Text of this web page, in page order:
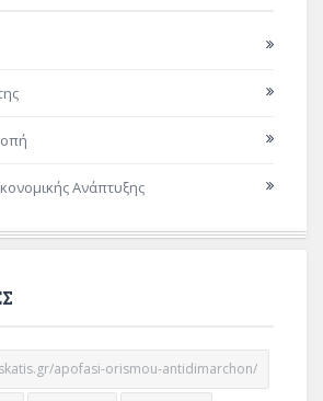
Ανάπτυξης
apofasi-orismou-antidimarchon/